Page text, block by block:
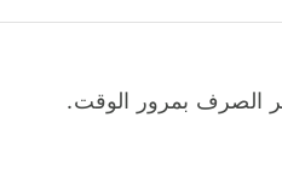
الصرف بمرور الوقت.